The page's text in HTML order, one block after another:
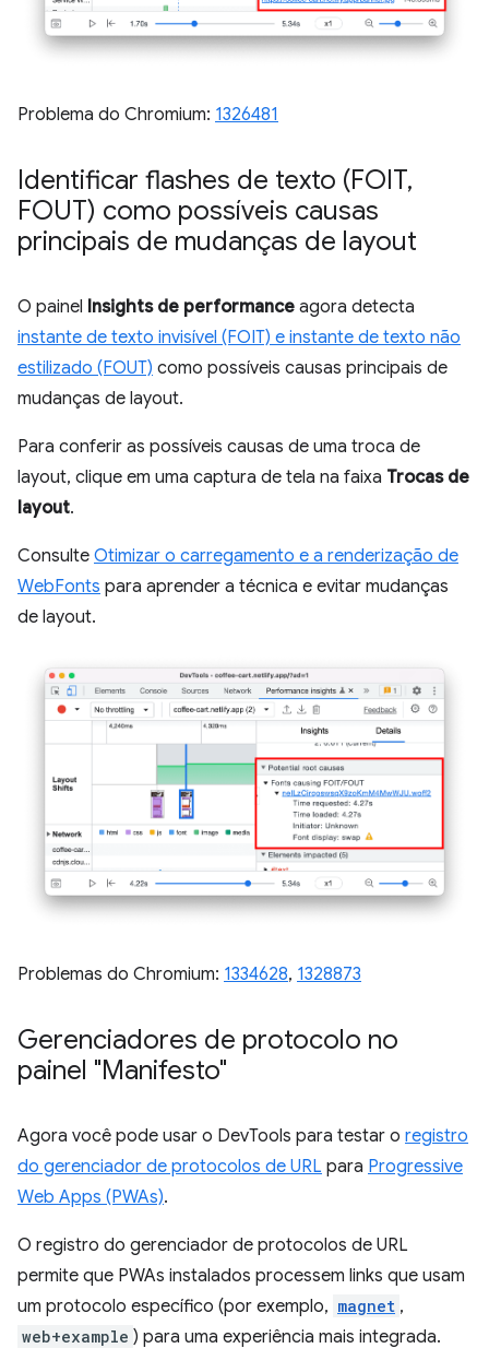
Problema do Chromium: 1326481
Identificar flashes de texto (FOIT,
FOUT) como possíveis causas
principais de mudanças de layout
O painel Insights de performance agora detecta
instante de texto invisível (FOIT) e instante de texto não
estilizado (FOUT) como possíveis causas principais de
mudanças de layout.
Para conferir as possíveis causas de uma troca de
layout, clique em uma captura de tela na faixa Trocas de
layout.
Consulte Otimizar o carregamento e a renderização de
WebFonts para aprender a técnica e evitar mudanças
de layout.
Problemas do Chromium: 1334628, 1328873
Gerenciadores de protocolo no
painel "Manifesto"
Agora você pode usar o DevTools para testar o registro
do gerenciador de protocolos de URL para Progressive
Web Apps (PWAs).
O registro do gerenciador de protocolos de URL
permite que PWAs instalados processem links que usam
um protocolo específico (por exemplo, magnet ,
web+example ) para uma experiência mais integrada.